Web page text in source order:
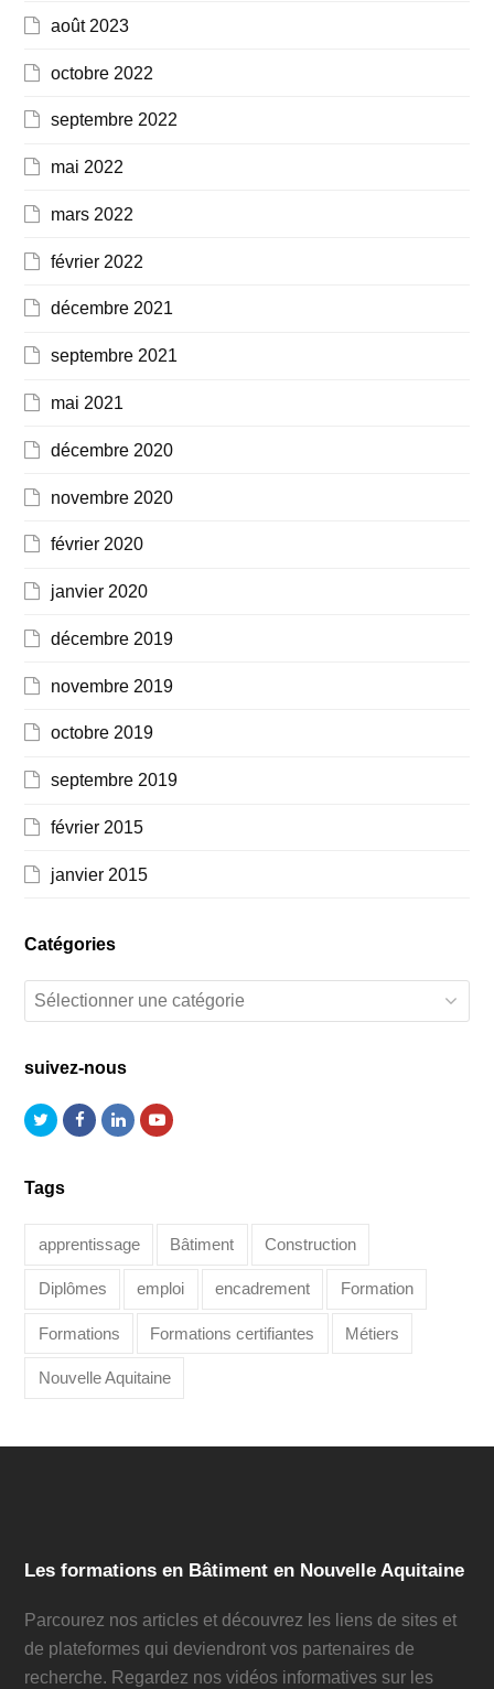
août 2023
octobre 2022
septembre 2022
mai 2022
mars 2022
février 2022
décembre 2021
septembre 2021
mai 2021
décembre 2020
novembre 2020
février 2020
janvier 2020
décembre 2019
novembre 2019
octobre 2019
septembre 2019
février 2015
janvier 2015
Catégories
Catégories
suivez-nous
TwitterFacebook
LinkedInYoutube
Tags
apprentissage Bâtiment Construction
Diplômes emploi encadrement Formation
Formations Formations certifiantes Métiers
Nouvelle Aquitaine
Les formations en Bâtiment en Nouvelle Aquitaine
Parcourez nos articles et découvrez les liens de sites et
de plateformes qui deviendront vos partenaires de
recherche. Regardez nos vidéos informatives sur les